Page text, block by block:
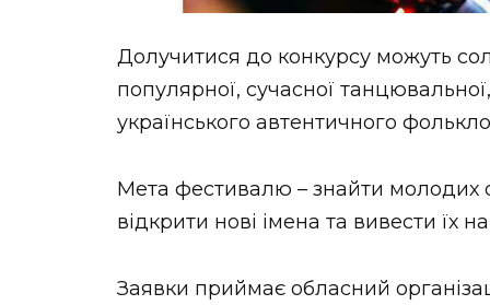
Долучитися до конкурсу можуть
популярної, сучасної
українського автентичного
Мета фестивалю – знайти молодих
відкрити нові імена та вивести їх
Заявки приймає обласний